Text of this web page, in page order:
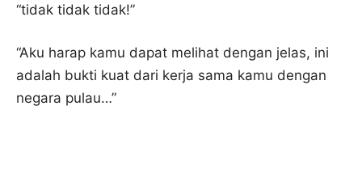
“tidak tidak tidak!”
“Aku harap kamu dapat melihat dengan jelas, ini
adalah bukti kuat dari kerja sama kamu dengan
negara pulau…”